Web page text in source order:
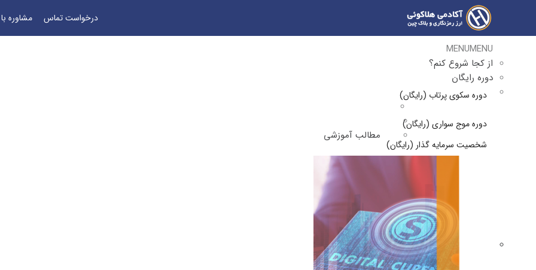
درخواست تماس مشاوره
MENUMENU
از کجا شروع کنم؟
دوره رایگان
دوره سکوی پرتاب (رایگان)
دوره موج سواری (رایگان)
شخصیت سرمایه گذار (رایگان)
مطالب آموزشی